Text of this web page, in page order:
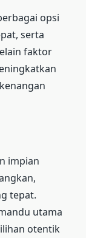
opsi
serta
faktor
impian
tepat.
utama
otentik